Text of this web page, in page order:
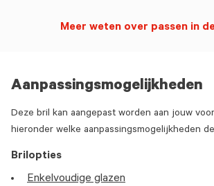
Aanpassingsmogelijkheden
Deze bril kan aangepast worden aan jouw
hieronder welke aanpassingsmogelijkheden
Brilopties
Enkelvoudige glazen
Meer weten over passen in